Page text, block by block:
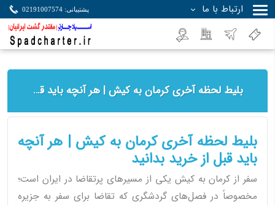
ارتباط با ما پشتیبانی: 02191007574
بلیط لحظه آخری کرمان به کیش | هر آنچه باید قبل از خرید بدانید
بلیط لحظه آخری کرمان به کیش | هر آنچه
باید قبل از خرید بدانید
سفر از کرمان به کیش یکی از مسیرهای پرتقاضا در ایران است؛
مخصوصاً در فصل‌های گردشگری که تقاضا برای سفر به جزیره